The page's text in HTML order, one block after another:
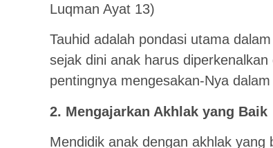
Luqman Ayat 13)
Tauhid adalah pondasi utama
sejak dini anak harus
pentingnya mengesakan-Nya
2. Mengajarkan Akhlak yang Baik
Mendidik anak dengan akhlak